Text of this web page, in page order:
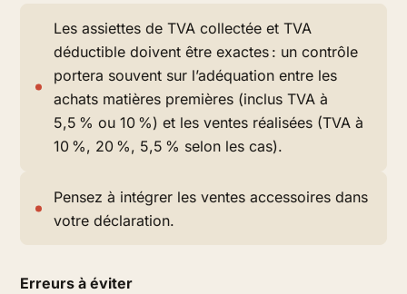
Les assiettes de TVA collectée et TVA
déductible doivent être exactes : un contrôle
portera souvent sur l’adéquation entre les
achats matières premières (inclus TVA à
5,5 % ou 10 %) et les ventes réalisées (TVA à
10 %, 20 %, 5,5 % selon les cas).
Pensez à intégrer les ventes accessoires dans
votre déclaration.
Erreurs à éviter